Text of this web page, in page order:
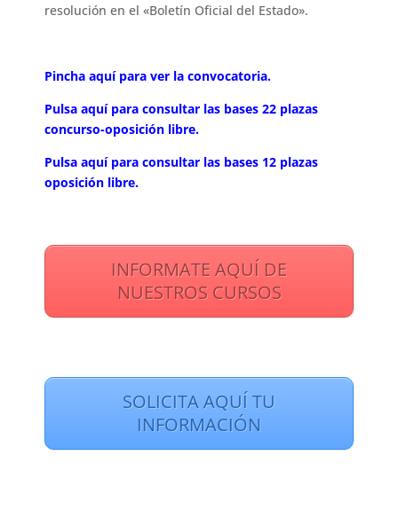
resolución en el «Boletín Oficial del Estado».
Pincha aquí para ver la convocatoria.
Pulsa aquí para consultar las bases 22 plazas
concurso-oposición libre.
Pulsa aquí para consultar las bases 12 plazas
oposición libre.
INFORMATE AQUÍ DE
NUESTROS CURSOS
SOLICITA AQUÍ TU
INFORMACIÓN